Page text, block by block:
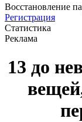
Восстановление
Регистрация
Статистика
Реклама
13 до